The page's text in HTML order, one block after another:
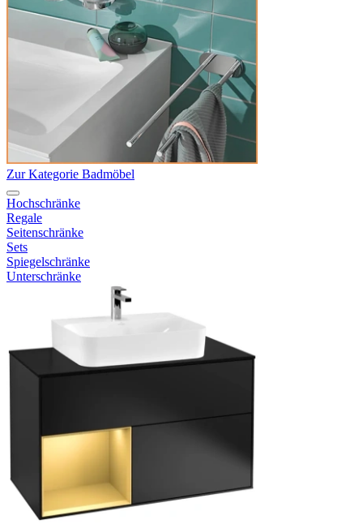
Zur Kategorie Badmöbel
Hochschränke
Regale
Seitenschränke
Sets
Spiegelschränke
Unterschränke